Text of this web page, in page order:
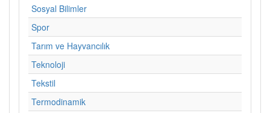
Sosyal Bilimler
Spor
Tarım ve Hayvancılık
Teknoloji
Tekstil
Termodinamik